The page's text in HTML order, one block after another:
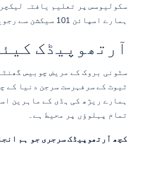
سکولیوسس پر تعلیم یافتہ
ہمارے اسپائن 101 سیکشن سے رجوع کریں۔
آرتھوپیڈک
سٹونی بروک کے مریض چوبیس
ٹیوٹ کے سرفہرست سرجن دنیا کے
ہمارے ریڑھ کی ہڈی کے ماہرین
تمام پہلوؤں پر محیط ہے۔
کچھ آرتھوپیڈک سرجری جو ہم